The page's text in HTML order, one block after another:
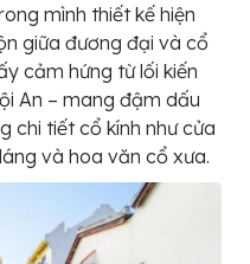
mình thiết kế hiện
giữa đương đại và cổ
cảm hứng từ lối kiến
An – mang đậm dấu
chi tiết cổ kính như cửa
và hoa văn cổ xưa.